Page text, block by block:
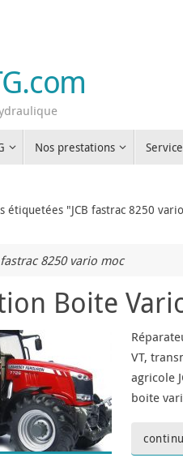
Nos prestations Service
étiquetées "JCB fastrac 8250
fastrac 8250 vario moc
Boite
VT,
agricole
boite